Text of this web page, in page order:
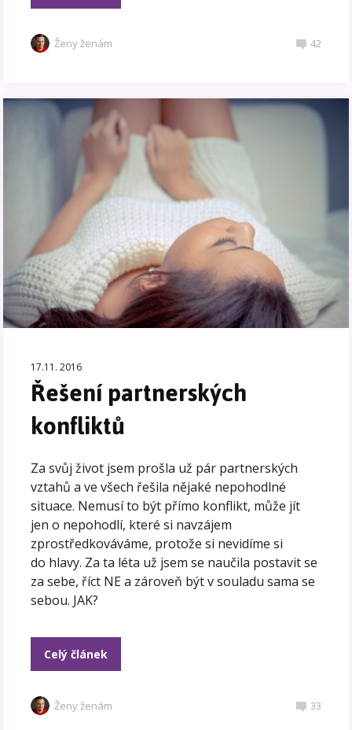
Ženy ženám 42
17.11. 2016
Řešení partnerských
konfliktů
Za svůj život jsem prošla už pár partnerských
vztahů a ve všech řešila nějaké nepohodlné
situace. Nemusí to být přímo konflikt, může jít
jen o nepohodlí, které si navzájem
zprostředkováváme, protože si nevidíme si
do hlavy. Za ta léta už jsem se naučila postavit se
za sebe, říct NE a zároveň být v souladu sama se
sebou. JAK?
Celý článek
Ženy ženám 33